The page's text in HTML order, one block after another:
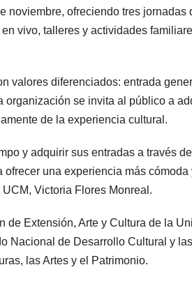
noviembre, ofreciendo tres jornadas
vivo, talleres y actividades
valores diferenciados: entrada
organización se invita al público a
de la experiencia cultural.
y adquirir sus entradas a través
una experiencia más cómoda
Victoria Flores Monreal.
Extensión, Arte y Cultura de la
Nacional de Desarrollo Cultural y
las Artes y el Patrimonio.